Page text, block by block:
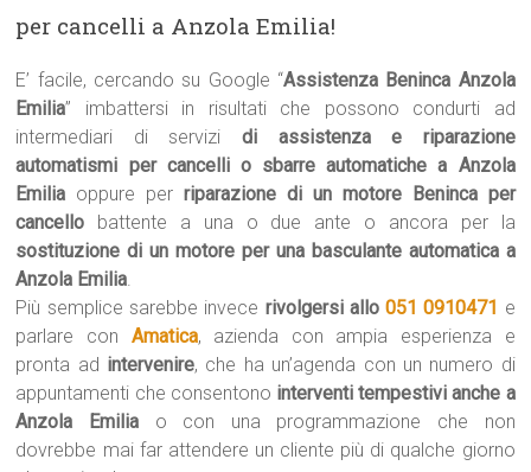
per cancelli a Anzola Emilia!
E’ facile, cercando su Google “Assistenza Beninca Anzola
Emilia” imbattersi in risultati che possono condurti ad
intermediari di servizi di assistenza e riparazione
automatismi per cancelli o sbarre automatiche a Anzola
Emilia oppure perriparazione di un motore Beninca per
cancello battente a una o due ante o ancora per la
sostituzione di un motore per una basculante automatica a
Anzola Emilia.
Più semplice sarebbe invece rivolgersi allo051 0910471 e
parlare con Amatica, azienda con ampia esperienza e
pronta ad intervenire, che ha un’agenda con un numero di
appuntamenti che consentono interventi tempestivi anche a
Anzola Emilia o con una programmazione che non
dovrebbe mai far attendere un cliente più di qualche giorno